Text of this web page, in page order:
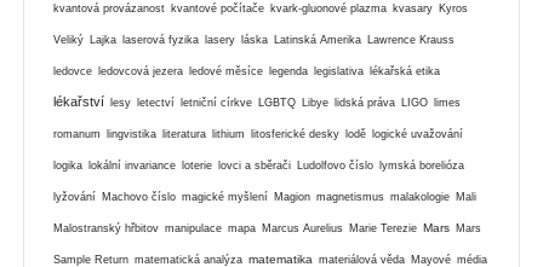
kvantová provázanost kvantové počítače kvark-gluonové plazma kvasary Kyros
Veliký Lajka laserová fyzika lasery láska Latinská Amerika Lawrence Krauss
ledovce ledovcová jezera ledové měsíce legenda legislativa lékařská etika
lékařství lesy letectví letniční církve LGBTQ Libye lidská práva LIGO limes
romanum lingvistika literatura lithium litosferické desky lodě logické uvažování
logika lokální invariance loterie lovci a sběrači Ludolfovo číslo lymská borelióza
lyžování Machovo číslo magické myšlení Magion magnetismus malakologie Mali
Malostranský hřbitov manipulace mapa Marcus Aurelius Marie Terezie Mars Mars
Sample Return matematická analýza matematika materiálová věda Mayové média